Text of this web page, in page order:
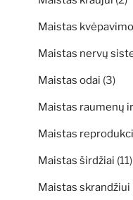
Maistas
Maistas nervų
Maistas odai (3)
Maistas raumenų
Maistas
Maistas širdžiai (11)
Maistas skrandžiui